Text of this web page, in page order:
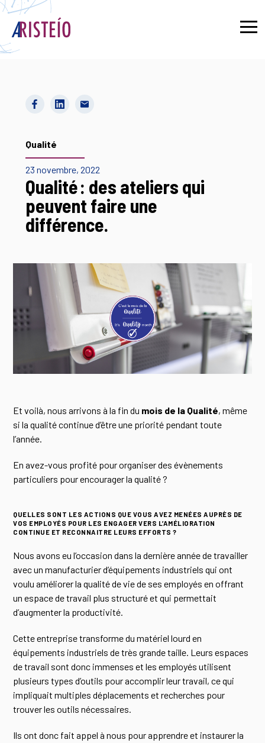
Qualité
23 novembre, 2022
Qualité : des ateliers qui
peuvent faire une
différence.
Et voilà, nous arrivons à la fin du mois de la Qualité, même
si la qualité continue d’être une priorité pendant toute
l’année.
En avez-vous profité pour organiser des évènements
particuliers pour encourager la qualité ?
QUELLES SONT LES ACTIONS QUE VOUS AVEZ MENÉES AUPRÈS DE
VOS EMPLOYÉS POUR LES ENGAGER VERS L’AMÉLIORATION
CONTINUE ET RECONNAITRE LEURS EFFORTS ?
Nous avons eu l’occasion dans la dernière année de travailler
avec un manufacturier d’équipements industriels qui ont
voulu améliorer la qualité de vie de ses employés en offrant
un espace de travail plus structuré et qui permettait
d’augmenter la productivité.
Cette entreprise transforme du matériel lourd en
équipements industriels de très grande taille. Leurs espaces
de travail sont donc immenses et les employés utilisent
plusieurs types d’outils pour accomplir leur travail, ce qui
impliquait multiples déplacements et recherches pour
trouver les outils nécessaires.
Ils ont donc fait appel à nous pour apprendre et instaurer la